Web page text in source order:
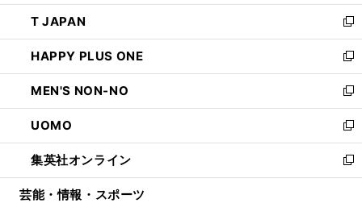
開
く
ウ
で
開
く
ン
ド
ウ
で
開
く
ウ
ィ
ン
ド
ウ
で
開
く
し
い
ウ
ィ
ン
ド
ウ
で
開
く
T JAPAN
新
し
い
ウ
ィ
ン
ド
ウ
で
開
HAPPY PLUS ONE
新
し
い
ウ
ィ
ン
ド
ウ
MEN'S NON-NO
新
し
い
ウ
ィ
ン
UOMO
新
し
い
ウ
集英社オンライン
新
し
芸能・情報・スポーツ